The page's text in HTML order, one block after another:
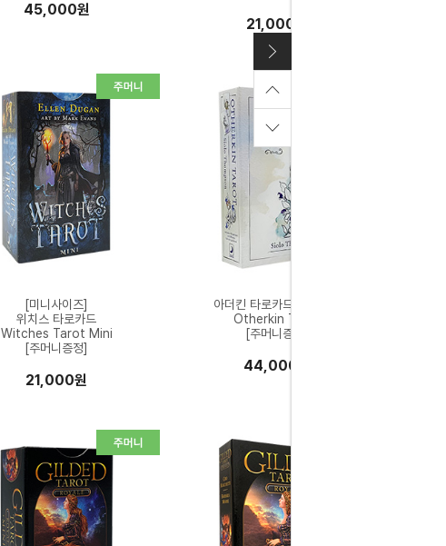
45,000원
21,000원
[미니사이즈]
위치스 타로카드
Witches Tarot Mini
[주머니증정]
21,000원
아더킨 타로카드 영문북셋
Otherkin Tarot
[주머니증정]
44,000원